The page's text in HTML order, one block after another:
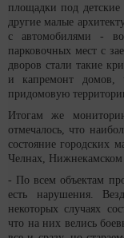
площадки под
другие малые
с автомобилями -
парковочных мест с
дворов стали такие
и капремонт домов,
придомовую
Итогам же
отмечалось, что
состояние городских
Челнах, Нижнекамском
- По всем объектам
есть нарушения.
некоторых случаях
что на них велись